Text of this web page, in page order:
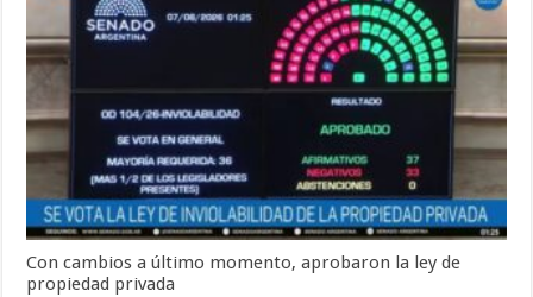
Con cambios a último momento, aprobaron la ley de
propiedad privada